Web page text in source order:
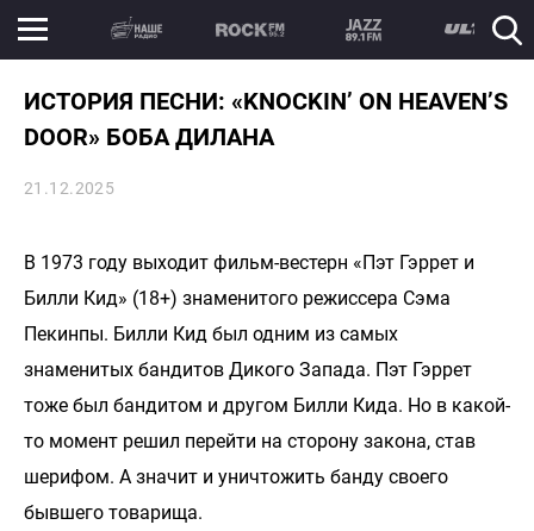
ИСТОРИЯ ПЕСНИ: «KNOCKIN’ ON HEAVEN’S
DOOR» БОБА ДИЛАНА
21.12.2025
В 1973 году выходит фильм-вестерн «Пэт Гэррет и
Билли Кид» (18+) знаменитого режиссера Сэма
Пекинпы. Билли Кид был одним из самых
знаменитых бандитов Дикого Запада. Пэт Гэррет
тоже был бандитом и другом Билли Кида. Но в какой-
то момент решил перейти на сторону закона, став
шерифом. А значит и уничтожить банду своего
бывшего товарища.